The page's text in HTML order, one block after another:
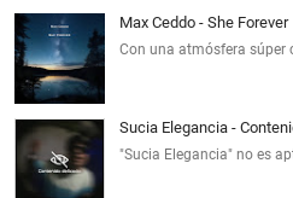
Max Ceddo - She Forever
Con una atmósfera súper
Sucia Elegancia -
"Sucia Elegancia" no es